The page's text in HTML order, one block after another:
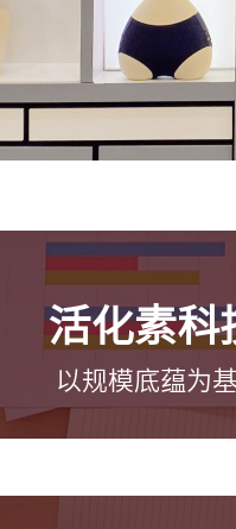
活化素
以规模底蕴为